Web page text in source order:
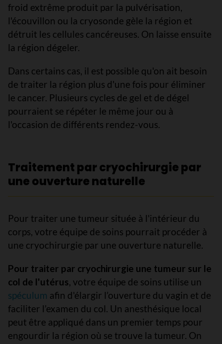
froid extrême produit par la pulvérisation,
l'écouvillon ou la cryosonde gèle la région et
détruit les cellules cancéreuses. On laisse ensuite
la région dégeler.
Dans certains cas, il est possible qu'on ait besoin
de traiter la région plus d'une fois pour éliminer
le cancer. Plusieurs cycles de gel et de dégel
pourraient se répéter le même jour ou à
l'occasion de différents rendez-vous.
Traitement par cryochirurgie par
une ouverture naturelle
Pour traiter une tumeur située à l'intérieur du
corps, votre équipe de soins pourrait procéder à
une cryochirurgie par une ouverture naturelle.
Pour traiter par cryochirurgie une tumeur sur le
col de l'utérus, votre équipe de soins utilise un
spéculum afin d'élargir l’ouverture du vagin et de
faciliter l’examen du col. Un anesthésique local
peut être appliqué dans un premier temps pour
engourdir la région où se trouve la tumeur. On